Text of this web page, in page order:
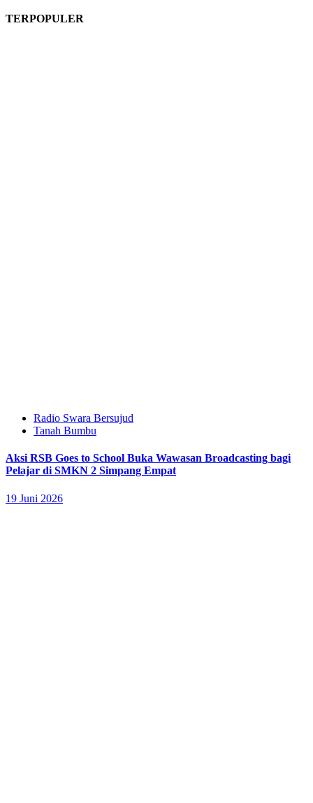
TERPOPULER
Radio Swara Bersujud
Tanah Bumbu
Aksi RSB Goes to School Buka Wawasan Broadcasting bagi
Pelajar di SMKN 2 Simpang Empat
19 Juni 2026